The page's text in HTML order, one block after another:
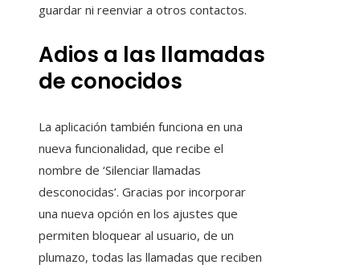
guardar ni reenviar a otros contactos.
Adios a las llamadas
de conocidos
La aplicación también funciona en una
nueva funcionalidad, que recibe el
nombre de ‘Silenciar llamadas
desconocidas’. Gracias por incorporar
una nueva opción en los ajustes que
permiten bloquear al usuario, de un
plumazo, todas las llamadas que reciben